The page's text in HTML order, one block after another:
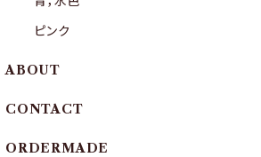
ピンク
ABOUT
CONTACT
ORDERMADE